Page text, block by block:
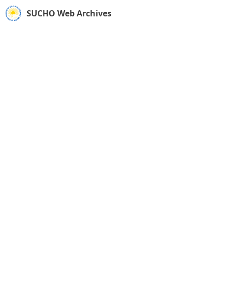
SUCHO Web Archives